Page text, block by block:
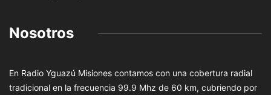
Nosotros
En Radio Yguazú Misiones contamos con una cobertura radial
tradicional en la frecuencia 99.9 Mhz de 60 km, cubriendo por